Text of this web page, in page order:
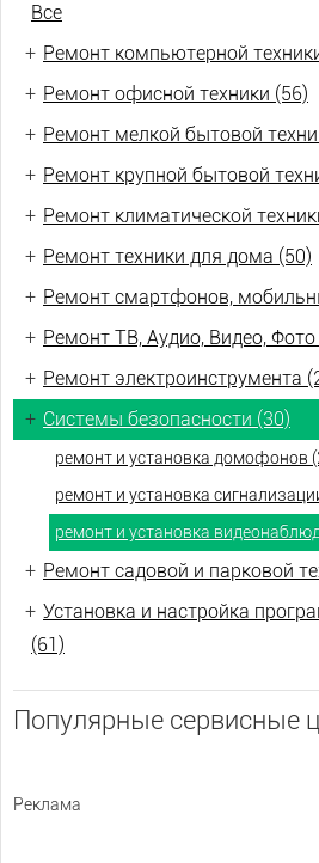
Все
+ Ремонт компьютерной
+ Ремонт офисной техники (56)
+ Ремонт мелкой бытовой
+ Ремонт крупной бытовой
+ Ремонт климатической
+ Ремонт техники для дома (50)
+ Ремонт смартфонов,
+ Ремонт ТВ, Аудио, Видео, Фото
+ Ремонт электроинструмента
+ Системы безопасности (30)
ремонт и установка домофонов
ремонт и установка
ремонт и установка
+ Ремонт садовой и парковой
+ Установка и настройка
(61)
Популярные сервисные
Реклама